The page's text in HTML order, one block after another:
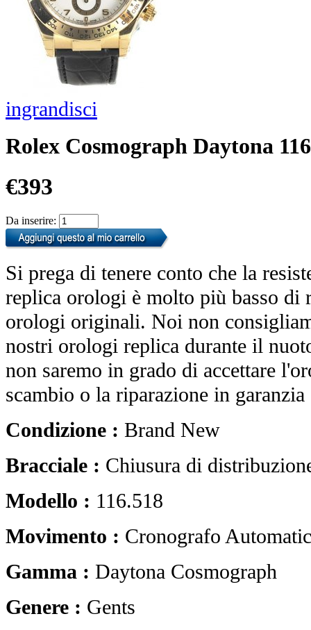
ingrandisci
Rolex Cosmograph Daytona
€393
Da inserire:
Si prega di tenere conto che la
replica orologi è molto più basso di
orologi originali. Noi non
nostri orologi replica durante il
non saremo in grado di accettare
scambio o la riparazione in
Condizione : Brand New
Bracciale : Chiusura di
Modello : 116.518
Movimento : Cronografo
Gamma : Daytona Cosmograph
Genere : Gents